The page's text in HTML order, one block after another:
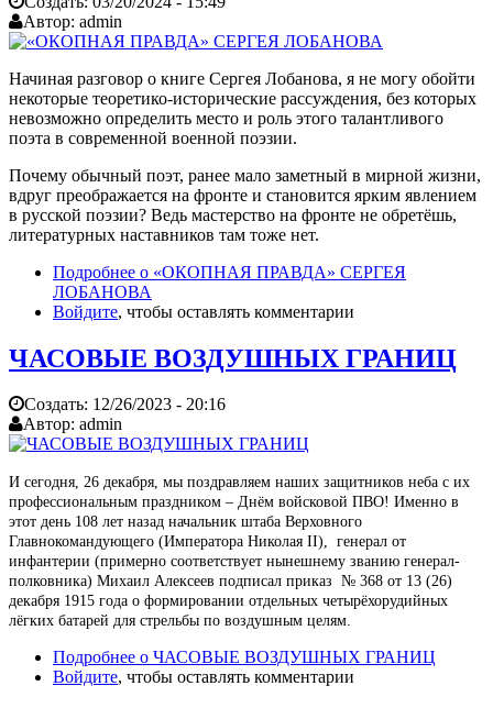
Автор: admin
Начиная разговор о книге Сергея Лобанова, я не могу обойти
некоторые теоретико-исторические рассуждения, без которых
невозможно определить место и роль этого талантливого
поэта в современной военной поэзии.
Почему обычный поэт, ранее мало заметный в мирной жизни,
вдруг преображается на фронте и становится ярким явлением
в русской поэзии? Ведь мастерство на фронте не обретёшь,
литературных наставников там тоже нет.
Подробнее о «ОКОПНАЯ ПРАВДА» СЕРГЕЯ
ЛОБАНОВА
Войдите, чтобы оставлять комментарии
ЧАСОВЫЕ ВОЗДУШНЫХ ГРАНИЦ
Создать: 12/26/2023 - 20:16
Автор: admin
И сегодня, 26 декабря, мы поздравляем наших защитников неба с их
профессиональным праздником – Днём войсковой ПВО! Именно в
этот день 108 лет назад начальник штаба Верховного
Главнокомандующего (Императора Николая II), генерал от
инфантерии (примерно соответствует нынешнему званию генерал-
полковника) Михаил Алексеев подписал приказ № 368 от 13 (26)
декабря 1915 года о формировании отдельных четырёхорудийных
лёгких батарей для стрельбы по воздушным целям.
Подробнее о ЧАСОВЫЕ ВОЗДУШНЫХ ГРАНИЦ
Войдите, чтобы оставлять комментарии